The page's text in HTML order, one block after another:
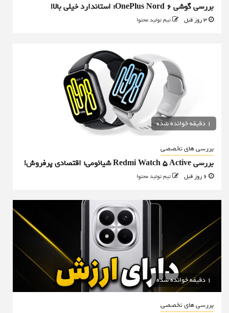
بررسی گوشی OnePlus Nord 6؛ استاندارد خیلی بالا!
تیم تولید محتوا
1 دقیقه خوانده شده
بررسی های تخصصی
بررسی Redmi Watch 5 Active شیائومی؛ اقتصادی پرفروش!
تیم تولید محتوا
1 دقیقه خوانده شده
بررسی های تخصصی